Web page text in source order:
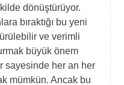
dönüştürüyor.
bıraktığı bu yeni
ve verimli
büyük önem
sayesinde her an her
mümkün. Ancak bu